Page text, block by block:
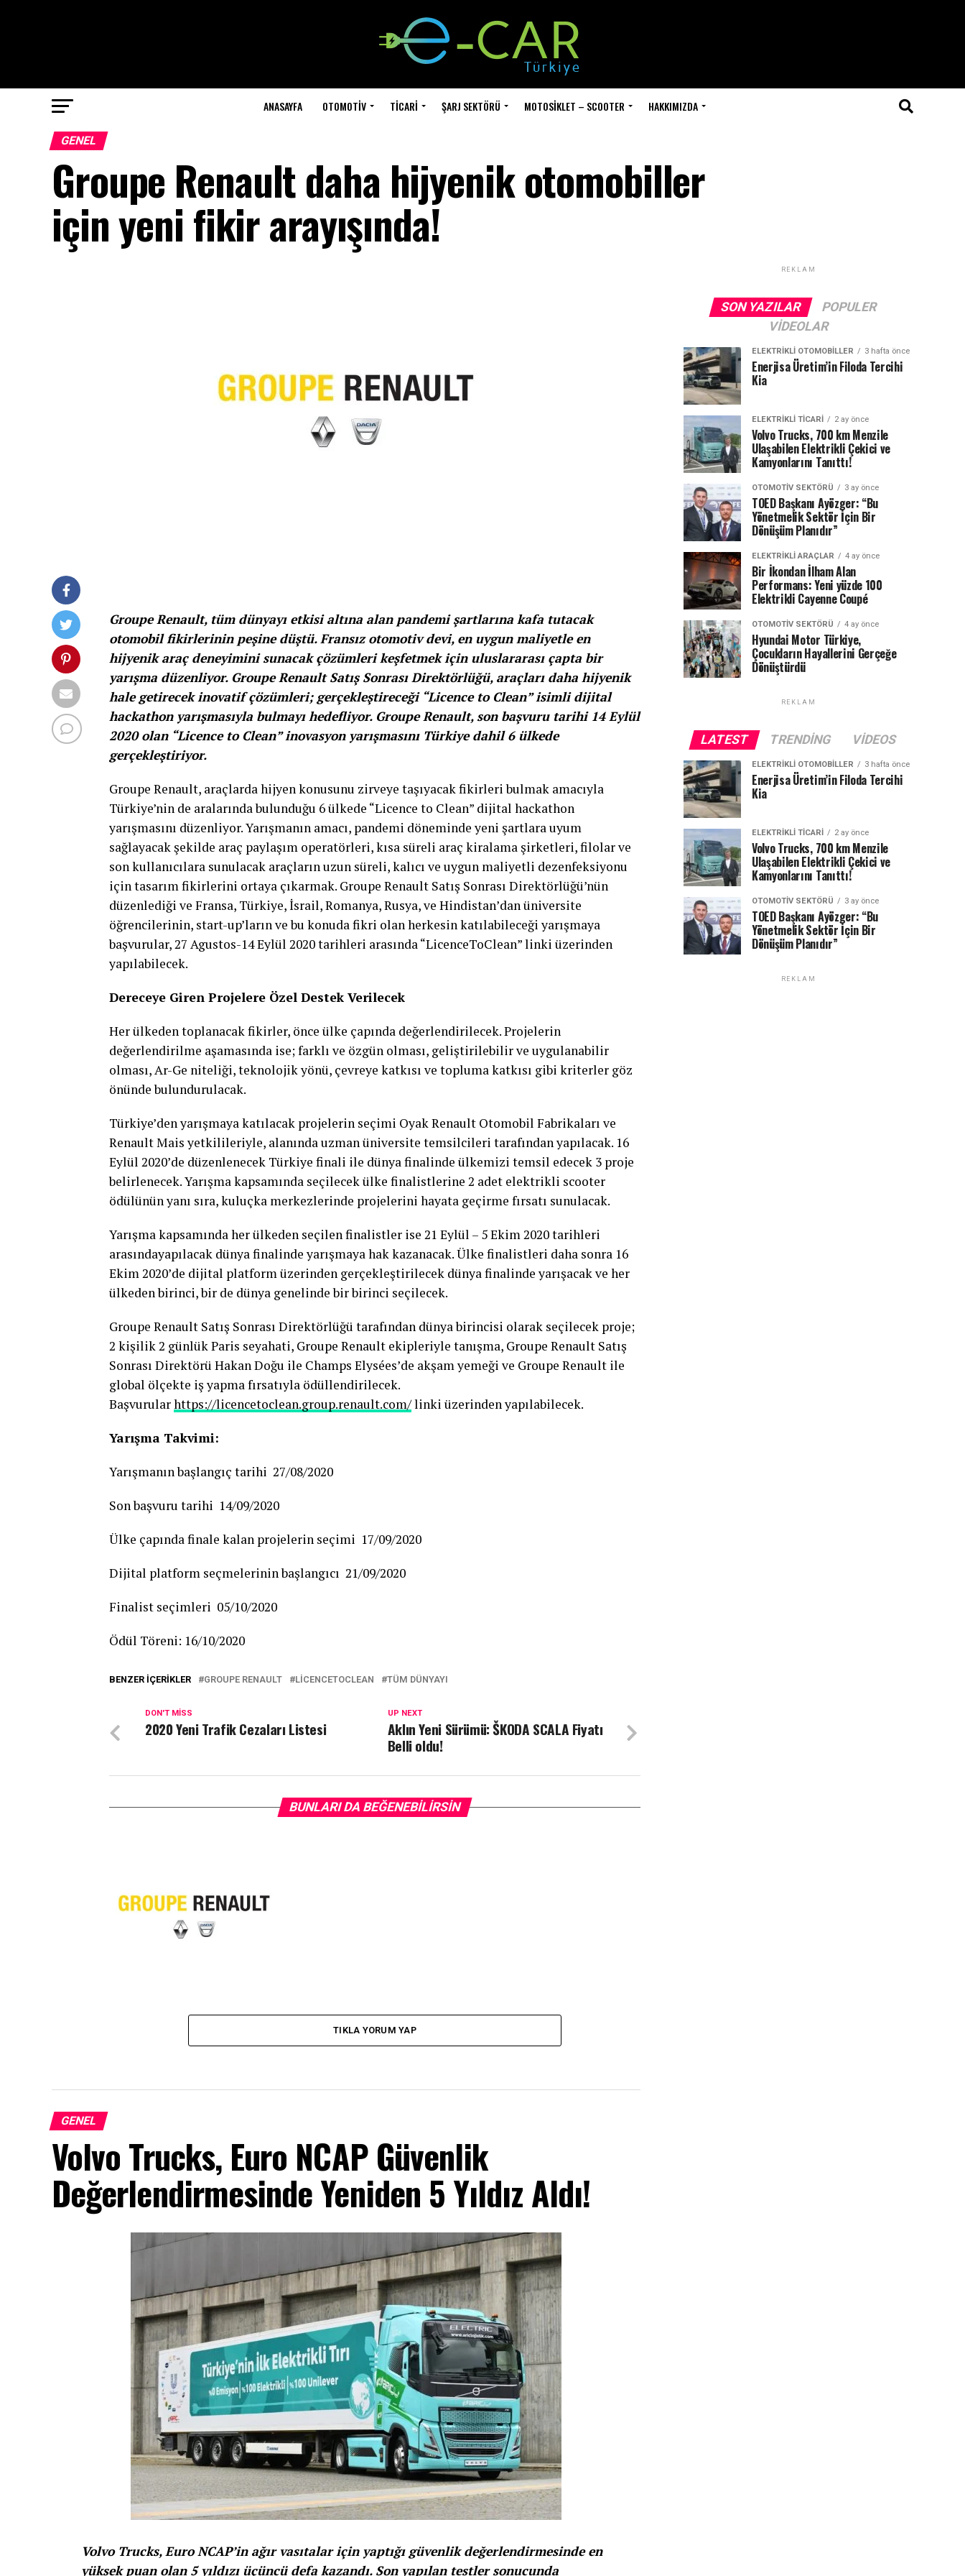
ANASAYFA OTOMOTIV TICARI ŞARJ SEKTÖRÜ MOTOSIKLET – SCOOTER HAKKIMIZDA
GENEL
Groupe Renault daha hijyenik otomobiller
için yeni fikir arayışında!
Groupe Renault, tüm dünyayı etkisi altına alan pandemi şartlarına kafa tutacak
otomobil fikirlerinin peşine düştü. Fransız otomotiv devi, en uygun maliyetle en
hijyenik araç deneyimini sunacak çözümleri keşfetmek için uluslararası çapta bir
yarışma düzenliyor. Groupe Renault Satış Sonrası Direktörlüğü, araçları daha hijyenik
hale getirecek inovatif çözümleri; gerçekleştireceği “Licence to Clean” isimli dijital
hackathon yarışmasıyla bulmayı hedefliyor. Groupe Renault, son başvuru tarihi 14 Eylül
2020 olan “Licence to Clean” inovasyon yarışmasını Türkiye dahil 6 ülkede
gerçekleştiriyor.
Groupe Renault, araçlarda hijyen konusunu zirveye taşıyacak fikirleri bulmak amacıyla
Türkiye’nin de aralarında bulunduğu 6 ülkede “Licence to Clean” dijital hackathon
yarışmasını düzenliyor. Yarışmanın amacı, pandemi döneminde yeni şartlara uyum
sağlayacak şekilde araç paylaşım operatörleri, kısa süreli araç kiralama şirketleri, filolar ve
son kullanıcılara sunulacak araçların uzun süreli, kalıcı ve uygun maliyetli dezenfeksiyonu
için tasarım fikirlerini ortaya çıkarmak. Groupe Renault Satış Sonrası Direktörlüğü’nün
düzenlediği ve Fransa, Türkiye, İsrail, Romanya, Rusya, ve Hindistan’dan üniversite
öğrencilerinin, start-up’ların ve bu konuda fikri olan herkesin katılabileceği yarışmaya
başvurular, 27 Agustos-14 Eylül 2020 tarihleri arasında “LicenceToClean” linki üzerinden
yapılabilecek.
Dereceye Giren Projelere Özel Destek Verilecek
Her ülkeden toplanacak fikirler, önce ülke çapında değerlendirilecek. Projelerin
değerlendirilme aşamasında ise; farklı ve özgün olması, geliştirilebilir ve uygulanabilir
olması, Ar-Ge niteliği, teknolojik yönü, çevreye katkısı ve topluma katkısı gibi kriterler göz
önünde bulundurulacak.
Türkiye’den yarışmaya katılacak projelerin seçimi Oyak Renault Otomobil Fabrikaları ve
Renault Mais yetkilileriyle, alanında uzman üniversite temsilcileri tarafından yapılacak. 16
Eylül 2020’de düzenlenecek Türkiye finali ile dünya finalinde ülkemizi temsil edecek 3 proje
belirlenecek. Yarışma kapsamında seçilecek ülke finalistlerine 2 adet elektrikli scooter
ödülünün yanı sıra, kuluçka merkezlerinde projelerini hayata geçirme fırsatı sunulacak.
Yarışma kapsamında her ülkeden seçilen finalistler ise 21 Eylül – 5 Ekim 2020 tarihleri
arasındayapılacak dünya finalinde yarışmaya hak kazanacak. Ülke finalistleri daha sonra 16
Ekim 2020’de dijital platform üzerinden gerçekleştirilecek dünya finalinde yarışacak ve her
ülkeden birinci, bir de dünya genelinde bir birinci seçilecek.
Groupe Renault Satış Sonrası Direktörlüğü tarafından dünya birincisi olarak seçilecek proje;
2 kişilik 2 günlük Paris seyahati, Groupe Renault ekipleriyle tanışma, Groupe Renault Satış
Sonrası Direktörü Hakan Doğu ile Champs Elysées’de akşam yemeği ve Groupe Renault ile
global ölçekte iş yapma fırsatıyla ödüllendirilecek.
Başvurularhttps://licencetoclean.group.renault.com/linki üzerinden yapılabilecek.
Yarışma Takvimi:
Yarışmanın başlangıç tarihi 27/08/2020
Son başvuru tarihi 14/09/2020
Ülke çapında finale kalan projelerin seçimi 17/09/2020
Dijital platform seçmelerinin başlangıcı 21/09/2020
Finalist seçimleri 05/10/2020
Ödül Töreni: 16/10/2020
BENZER İÇERIKLER GROUPE RENAULT LICENCETOCLEAN TÜM DÜNYAYI
UP NEXT
Aklın Yeni Sürümü: ŠKODA SCALA Fiyatı
Belli oldu!
DON'T MISS
2020 Yeni Trafik Cezaları Listesi
BUNLARI DA BEĞENEBILIRSIN
Oyak Renault, 7 Nisan Üretime
TIKLA YORUM YAP
GENEL
Volvo Trucks, Euro NCAP Güvenlik
Değerlendirmesinde Yeniden 5 Yıldız Aldı!
Volvo Trucks, Euro NCAP’in ağır vasıtalar için yaptığı güvenlik değerlendirmesinde en
yüksek puan olan 5 yıldızı üçüncü defa kazandı. Son yapılan testler sonucunda
REKLAM
SON YAZILAR
POPULER
VIDEOLAR
ELEKTRIKLI OTOMOBILLER 3 hafta önce
Enerjisa Üretim’in Filoda Tercihi
Kia
ELEKTRIKLI TICARI 2 ay önce
Volvo Trucks, 700 km Menzile
Ulaşabilen Elektrikli Çekici ve
Kamyonlarını Tanıttı!
OTOMOTIV SEKTÖRÜ 3 ay önce
TOED Başkanı Ayözger: “Bu
Yönetmelik Sektör İçin Bir
Dönüşüm Planıdır”
ELEKTRIKLI ARAÇLAR 4 ay önce
Bir İkondan İlham Alan
Performans: Yeni yüzde 100
Elektrikli Cayenne Coupé
OTOMOTIV SEKTÖRÜ 4 ay önce
Hyundai Motor Türkiye,
Çocukların Hayallerini Gerçeğe
Dönüştürdü
REKLAM
LATEST TRENDING VIDEOS
ELEKTRIKLI OTOMOBILLER 3 hafta önce
Enerjisa Üretim’in Filoda Tercihi
Kia
ELEKTRIKLI TICARI 2 ay önce
Volvo Trucks, 700 km Menzile
Ulaşabilen Elektrikli Çekici ve
Kamyonlarını Tanıttı!
OTOMOTIV SEKTÖRÜ 3 ay önce
TOED Başkanı Ayözger: “Bu
Yönetmelik Sektör İçin Bir
Dönüşüm Planıdır”
REKLAM